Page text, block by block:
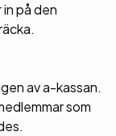
på den
av a-kassan.
som